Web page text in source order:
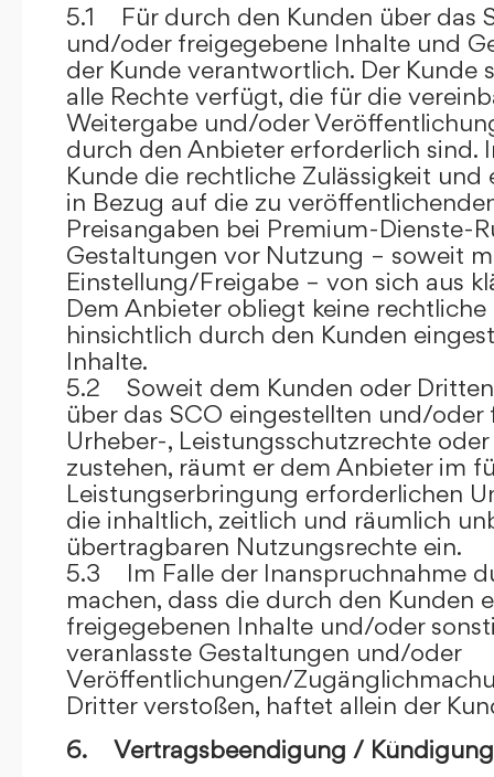
5.1 Für durch den Kunden über das
und/oder freigegebene Inhalte und
der Kunde verantwortlich. Der Kunde
alle Rechte verfügt, die für die
Weitergabe und/oder
durch den Anbieter erforderlich sind.
Kunde die rechtliche Zulässigkeit
in Bezug auf die zu
Preisangaben bei Premium-Dienste-
Gestaltungen vor Nutzung – soweit
Einstellung/Freigabe – von sich aus
Dem Anbieter obliegt keine
hinsichtlich durch den Kunden
Inhalte.
5.2 Soweit dem Kunden oder
über das SCO eingestellten und/
Urheber-, Leistungsschutzrechte
zustehen, räumt er dem Anbieter im
Leistungserbringung erforderlichen
die inhaltlich, zeitlich und räumlich
übertragbaren Nutzungsrechte ein.
5.3 Im Falle der Inanspruchnahme
machen, dass die durch den Kunden
freigegebenen Inhalte und/oder
veranlasste Gestaltungen und/oder
Veröffentlichungen/
Dritter verstoßen, haftet allein der
6. Vertragsbeendigung / Kündigung